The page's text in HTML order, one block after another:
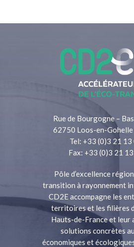
Rue de Bourgogne –
62750 Loos-en-Gohelle
Tel: +33 (0)3 21 13
Fax: +33 (0)3 21
Pôle d’excellence
transition à rayonnement
CD2E accompagne les
territoires et les filières
Hauts-de-France et leur
solutions concrètes
économiques et